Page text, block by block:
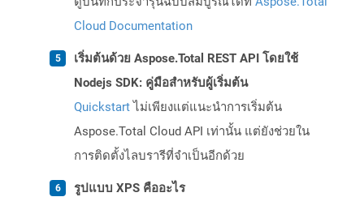
Cloud Documentation
เริ่มต้นด้วย Aspose.Total REST API โดยใช้
Nodejs SDK: คู่มือสำหรับผู้เริ่มต้น
Quickstartไม่เพียงแต่แนะนำการเริ่มต้น
Aspose.Total Cloud API เท่านั้น แต่ยังช่วยใน
การติดตั้งไลบรารีที่จำเป็นอีกด้วย
รูปแบบ XPS คืออะไร